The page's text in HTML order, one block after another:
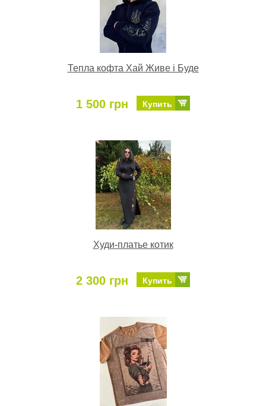
Тепла кофта Хай Живе і Буде
1 500 грн Купить
Худи-платье котик
2 300 грн Купить